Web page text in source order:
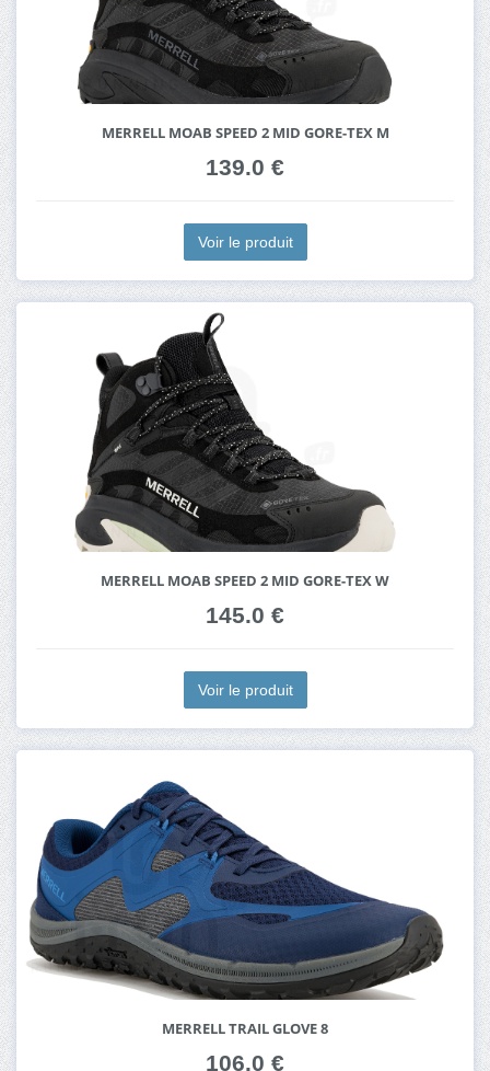
MERRELL MOAB SPEED 2 MID GORE-TEX M
139.0 €
Voir le produit
MERRELL MOAB SPEED 2 MID GORE-TEX W
145.0 €
Voir le produit
MERRELL TRAIL GLOVE 8
106.0 €